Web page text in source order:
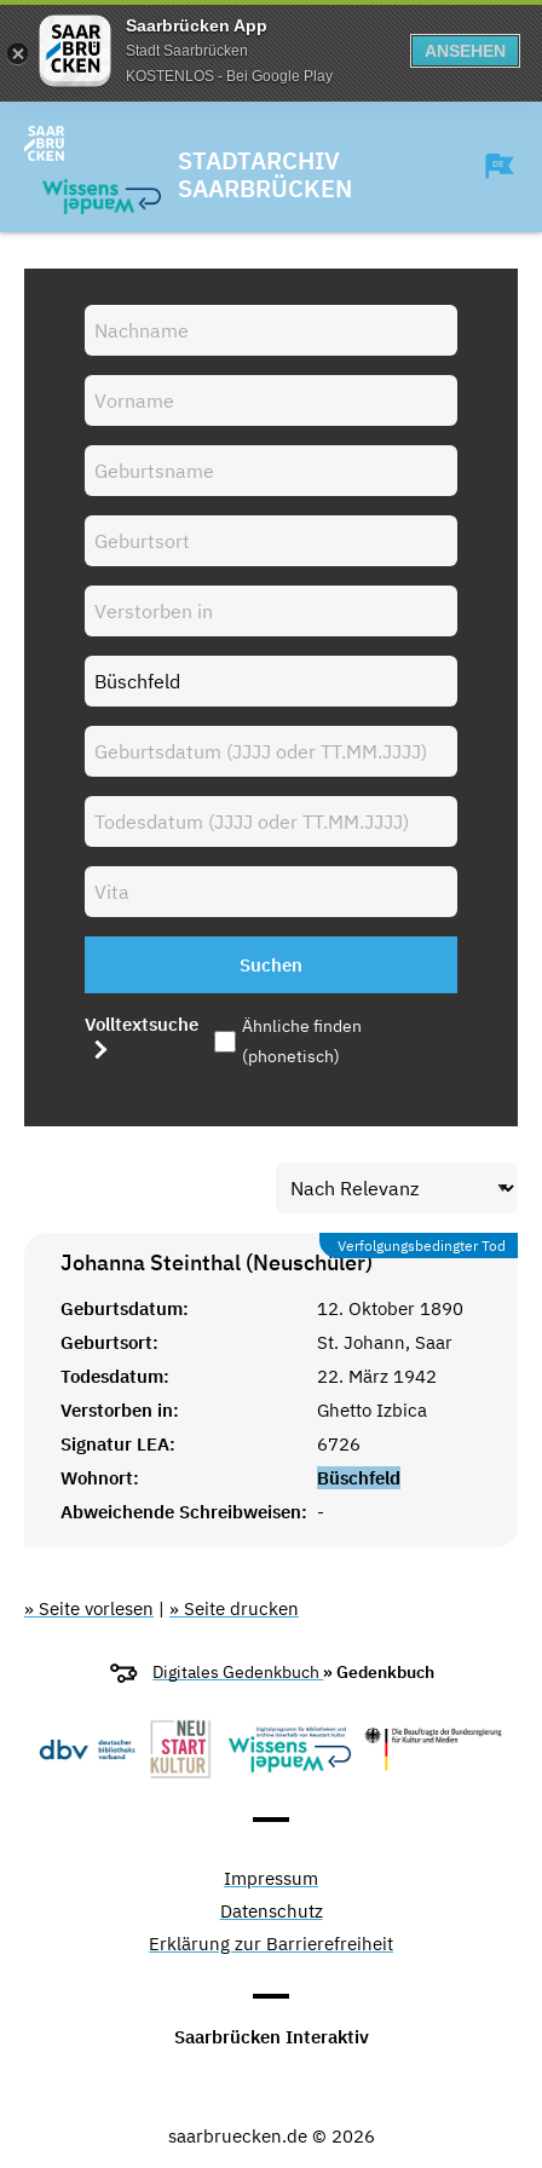
Saarbrücken App
Stadt Saarbrücken
KOSTENLOS - Bei Google Play
ANSEHEN
STADTARCHIV
SAARBRÜCKEN
Suchen
Volltextsuche
Ähnliche finden
(phonetisch)
Verfolgungsbedingter Tod
Johanna Steinthal (Neuschüler)
Geburtsdatum:
12. Oktober 1890
Geburtsort:
St. Johann, Saar
Todesdatum:
22. März 1942
Verstorben in:
Ghetto Izbica
Signatur LEA:
6726
Wohnort:
Büschfeld
Abweichende Schreibweisen: -
» Seite vorlesen | » Seite drucken
Digitales Gedenkbuch » Gedenkbuch
Impressum
Datenschutz
Erklärung zur Barrierefreiheit
Saarbrücken Interaktiv
saarbruecken.de © 2026